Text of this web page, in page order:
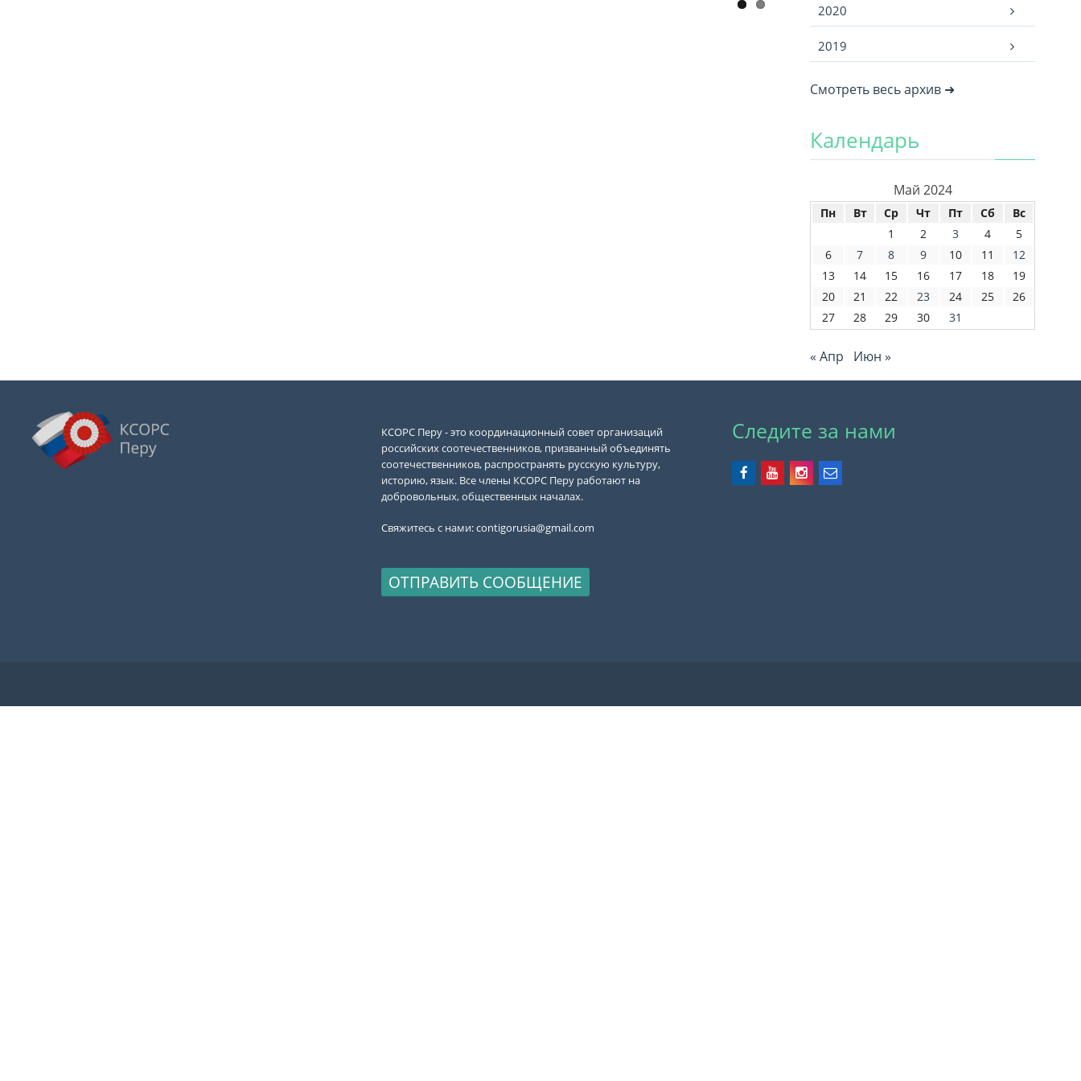
2020
2019
Смотреть весь архив ➜
Календарь
Май 2024
Пн Вт Ср Чт Пт Сб
Вс
1
2 3 4
5
6
7 8 9 10 11
12
13
14 15 16 17 18
19
20
21 22 23 24 25
26
27
28 29 30 31
« Апр Июн »
КСОРС Перу - это координационный совет организаций
российских соотечественников, призванный объединять
соотечественников, распространять русскую культуру,
историю, язык. Все члены КСОРС Перу работают на
добровольных, общественных началах.
Свяжитесь с нами:contigorusia@gmail.com
ОТПРАВИТЬ СООБЩЕНИЕ
Следите за нами